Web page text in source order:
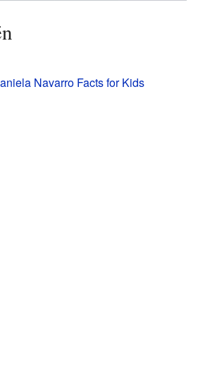
Navarro Facts for Kids